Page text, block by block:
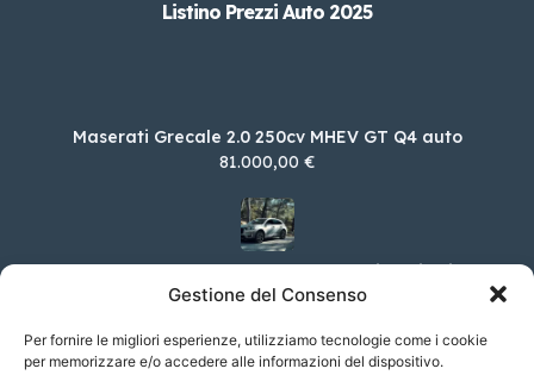
Gestione del Consenso
Per fornire le migliori esperienze, utilizziamo tecnologie come i cookie
per memorizzare e/o accedere alle informazioni del dispositivo.
Listino Prezzi Auto 2025
Maserati Grecale 2.0 250cv MHEV GT Q4 auto
81.000,00 €
DS DS 7 E-Tense E-Tense Automatica Rivoli
55.800,00 €